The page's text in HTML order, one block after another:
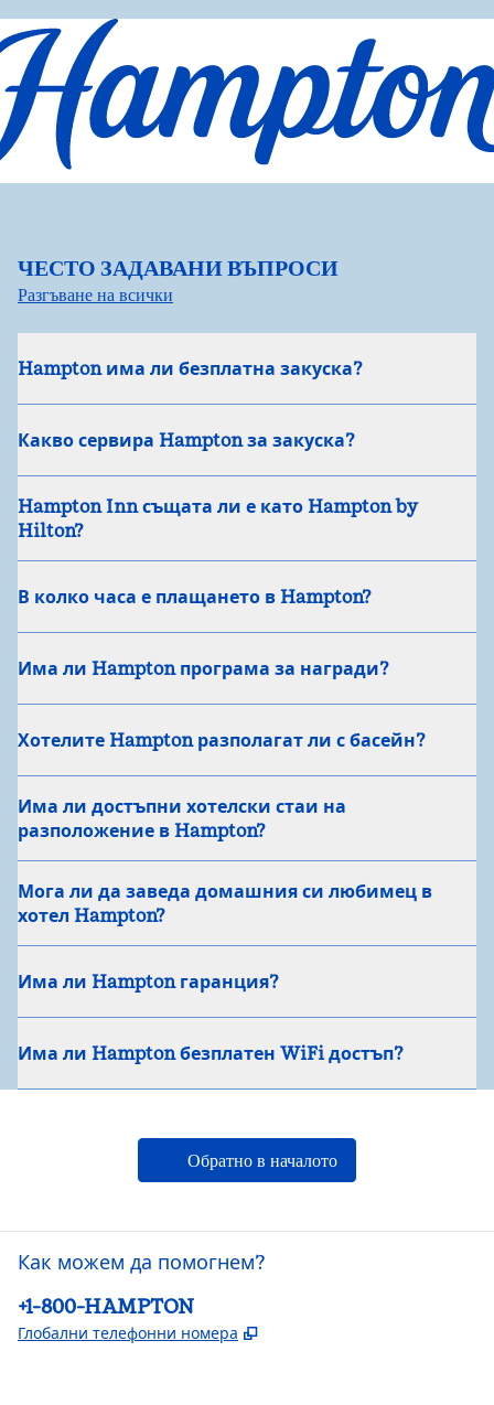
ЧЕСТО ЗАДАВАНИ ВЪПРОСИ
Разгъване на всички
Hampton има ли безплатна закуска?
Какво сервира Hampton за закуска?
Hampton Inn същата ли е като Hampton by
Hilton?
В колко часа е плащането в Hampton?
Има ли Hampton програма за награди?
Хотелите Hampton разполагат ли с басейн?
Има ли достъпни хотелски стаи на
разположение в Hampton?
Мога ли да заведа домашния си любимец в
хотел Hampton?
Има ли Hampton гаранция?
Има ли Hampton безплатен WiFi достъп?
Обратно в началото
Как можем да помогнем?
Телефон:
+1-800-HAMPTON
Глобални телефонни номера ,